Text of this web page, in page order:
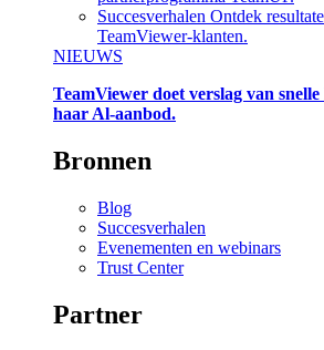
Succesverhalen Ontdek
TeamViewer-klanten.
NIEUWS
TeamViewer doet verslag van
haar Al-aanbod.
Bronnen
Blog
Succesverhalen
Evenementen en webinars
Trust Center
Partner